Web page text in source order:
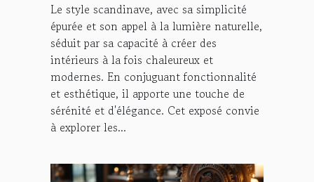
Le style scandinave, avec sa simplicité
épurée et son appel à la lumière naturelle,
séduit par sa capacité à créer des
intérieurs à la fois chaleureux et
modernes. En conjuguant fonctionnalité
et esthétique, il apporte une touche de
sérénité et d'élégance. Cet exposé convie
à explorer les...